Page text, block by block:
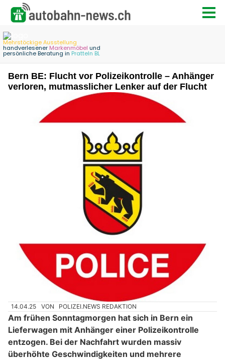
Bern BE: Flucht vor Polizeikontrolle – Anhänger
verloren, mutmasslicher Lenker auf der Flucht
14.04.25 VON POLIZEI.NEWS REDAKTION
Am frühen Sonntagmorgen hat sich in Bern ein
Lieferwagen mit Anhänger einer Polizeikontrolle
entzogen. Bei der Nachfahrt wurden massiv
überhöhte Geschwindigkeiten und mehrere